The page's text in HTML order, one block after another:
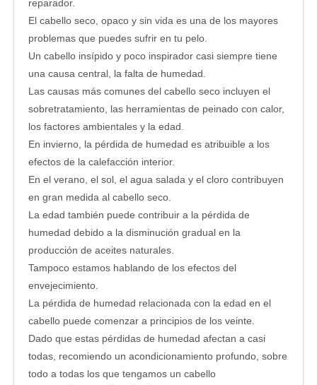
reparador.
El cabello seco, opaco y sin vida es una de los mayores
problemas que puedes sufrir en tu pelo.
Un cabello insípido y poco inspirador casi siempre tiene
una causa central, la falta de humedad.
Las causas más comunes del cabello seco incluyen el
sobretratamiento, las herramientas de peinado con calor,
los factores ambientales y la edad.
En invierno, la pérdida de humedad es atribuible a los
efectos de la calefacción interior.
En el verano, el sol, el agua salada y el cloro contribuyen
en gran medida al cabello seco.
La edad también puede contribuir a la pérdida de
humedad debido a la disminución gradual en la
producción de aceites naturales.
Tampoco estamos hablando de los efectos del
envejecimiento.
La pérdida de humedad relacionada con la edad en el
cabello puede comenzar a principios de los veinte.
Dado que estas pérdidas de humedad afectan a casi
todas, recomiendo un acondicionamiento profundo, sobre
todo a todas los que tengamos un cabello